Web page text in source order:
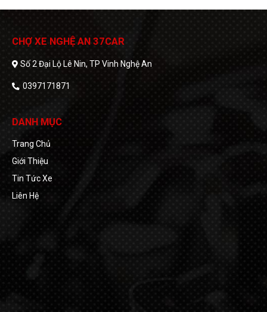
biên lợi nhuận của toàn chuỗi giá trị, từ sản
lý "doanh số tăng nhưng dòng tiền suy giảm"
tái cấu trúc hoạt động trong nửa cuối năm.
CHỢ XE NGHỆ AN 37CAR
Số 2 Đại Lộ Lê Nin, TP Vinh Nghệ An
0397171871
DANH MỤC
Trang Chủ
Giới Thiệu
Tin Tức Xe
Liên Hệ